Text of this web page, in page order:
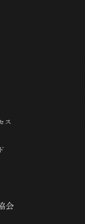
ス
会